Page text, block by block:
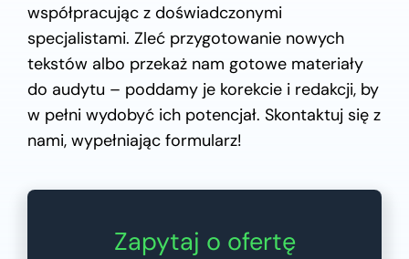
współpracując z doświadczonymi
specjalistami. Zleć przygotowanie nowych
tekstów albo przekaż nam gotowe materiały
do audytu – poddamy je korekcie i redakcji, by
w pełni wydobyć ich potencjał. Skontaktuj się z
nami, wypełniając formularz!
Zapytaj o ofertę